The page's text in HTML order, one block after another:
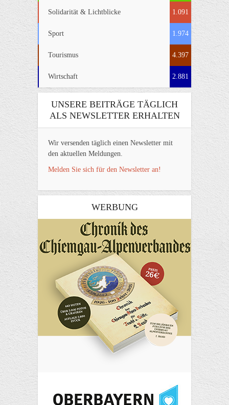
Solidarität & Lichtblicke 1.091
Sport 1.974
Tourismus 4.397
Wirtschaft 2.881
UNSERE BEITRÄGE TÄGLICH
ALS NEWSLETTER ERHALTEN
Wir versenden täglich einen Newsletter mit
den aktuellen Meldungen.
Melden Sie sich für den Newsletter an!
WERBUNG